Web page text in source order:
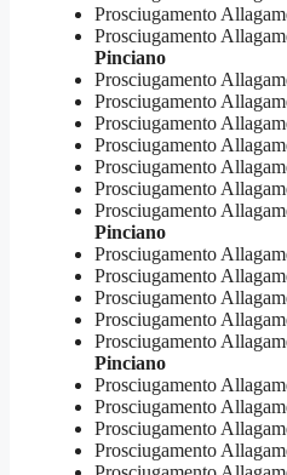
Prosciugamento
Prosciugamento
Pinciano
Prosciugamento
Prosciugamento
Prosciugamento
Prosciugamento
Prosciugamento
Prosciugamento
Prosciugamento
Pinciano
Prosciugamento
Prosciugamento
Prosciugamento
Prosciugamento
Prosciugamento
Pinciano
Prosciugamento
Prosciugamento
Prosciugamento
Prosciugamento